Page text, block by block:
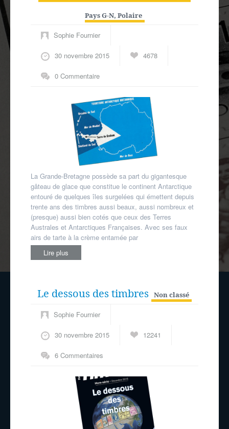
Pays G-N, Polaire
Sophie Fournier
30 novembre 2015 4678
0 Commentaire
La Grande-Bretagne possède sa part du gigantesque
gâteau de glace que constitue le continent Antarctique
entouré de quelques îles surgelées qui émettent depuis
trente ans des timbres aussi beaux, aussi nombreux et
(presque) aussi bien cotés que ceux des Terres
Australes et Antarctiques Françaises. Avec ses faux
airs de tarte à la crème entamée par
Lire plus
Le dessous des timbres Non classé
Sophie Fournier
30 novembre 2015 12241
6 Commentaires